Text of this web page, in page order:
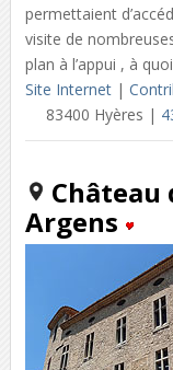
permettaient
visite de
plan à l’appui , à
Site Internet|
83400 Hyères |
Argens